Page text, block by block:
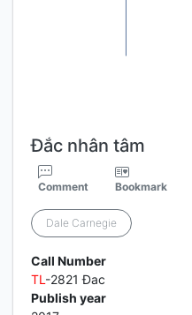
Đắc nhân tâm
Comment Bookmark
Dale Carnegie
Call Number
TL-2821 Đac
Publish year